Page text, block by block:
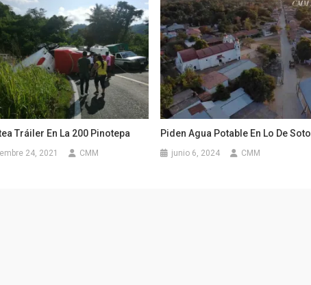
Tráiler En La 200 Pinotepa
24, 2021 CMM
Piden Agua Potable En Lo De Soto
junio 6, 2024 CMM